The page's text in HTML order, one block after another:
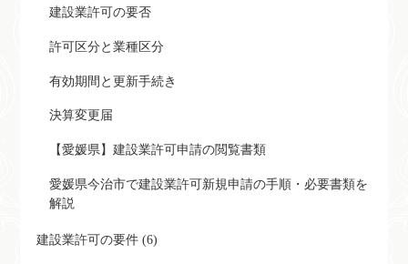
建設業許可の要否
許可区分と業種区分
有効期間と更新手続き
決算変更届
【愛媛県】建設業許可申請の閲覧書類
愛媛県今治市で建設業許可新規申請の手順・必要書類を
解説
建設業許可の要件 (6)